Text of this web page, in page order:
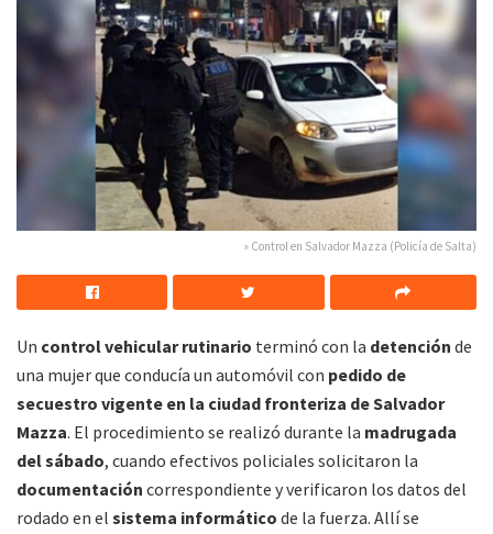
» Control en Salvador Mazza (Policía de Salta)
Un control vehicular rutinario terminó con la detención de
una mujer que conducía un automóvil con pedido de
secuestro vigente en la ciudad fronteriza de Salvador
Mazza. El procedimiento se realizó durante la madrugada
del sábado, cuando efectivos policiales solicitaron la
documentación correspondiente y verificaron los datos del
rodado en el sistema informático de la fuerza. Allí se